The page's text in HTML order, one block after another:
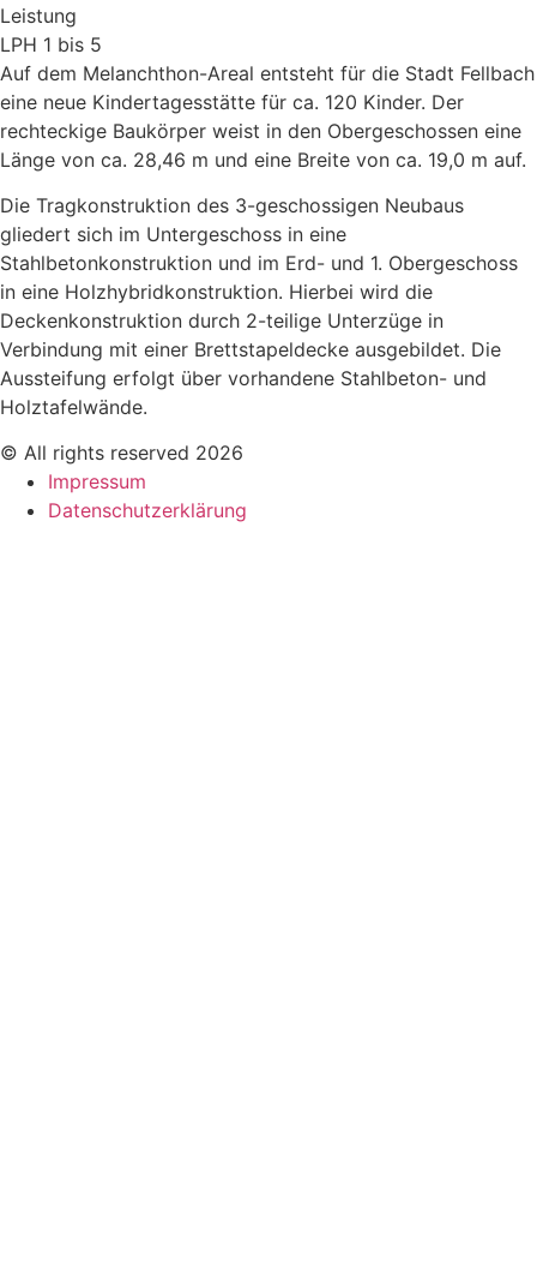
Leistung
LPH 1 bis 5
Auf dem Melanchthon-Areal entsteht für die Stadt Fellbach
eine neue Kindertagesstätte für ca. 120 Kinder. Der
rechteckige Baukörper weist in den Obergeschossen eine
Länge von ca. 28,46 m und eine Breite von ca. 19,0 m auf.
Die Tragkonstruktion des 3-geschossigen Neubaus
gliedert sich im Untergeschoss in eine
Stahlbetonkonstruktion und im Erd- und 1. Obergeschoss
in eine Holzhybridkonstruktion. Hierbei wird die
Deckenkonstruktion durch 2-teilige Unterzüge in
Verbindung mit einer Brettstapeldecke ausgebildet. Die
Aussteifung erfolgt über vorhandene Stahlbeton- und
Holztafelwände.
© All rights reserved 2026
Impressum
Datenschutzerklärung